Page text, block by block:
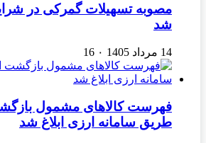
مصوبه تسهیلات گمرکی در
شد
14 مرداد 1405 ۰ 16
فهرست کالاهای مشمول
طریق سامانه ارزی ابلاغ شد